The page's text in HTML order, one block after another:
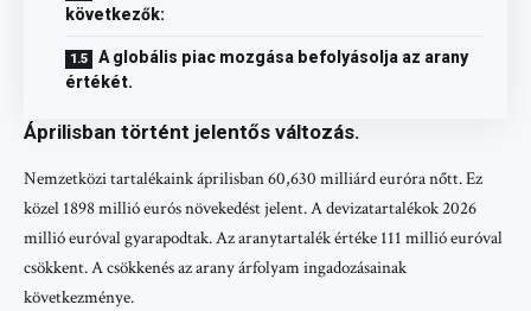
következők:
A globális piac mozgása befolyásolja az arany
értékét.
Áprilisban történt jelentős változás.
Nemzetközi tartalékaink áprilisban 60,630 milliárd euróra nőtt. Ez
közel 1898 millió eurós növekedést jelent. A devizatartalékok 2026
millió euróval gyarapodtak. Az aranytartalék értéke 111 millió euróval
csökkent. A csökkenés az arany árfolyam ingadozásainak
következménye.